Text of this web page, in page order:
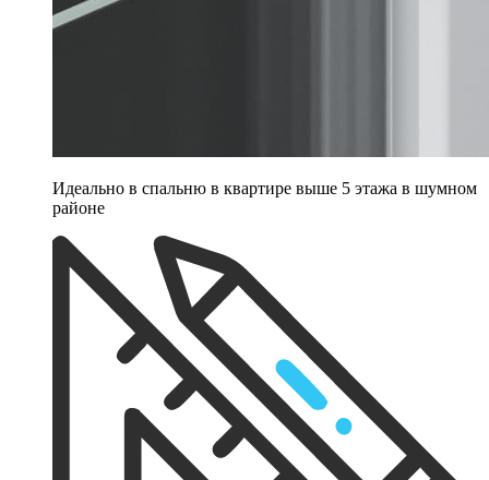
Идеально в спальню в квартире выше 5 этажа в шумном
районе